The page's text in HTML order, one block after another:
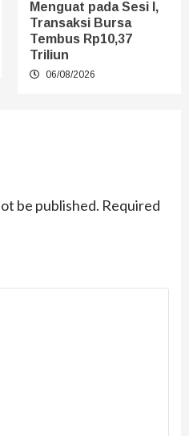
Menguat pada Sesi I,
Transaksi Bursa
Tembus Rp10,37
Triliun
06/08/2026
be published. Required